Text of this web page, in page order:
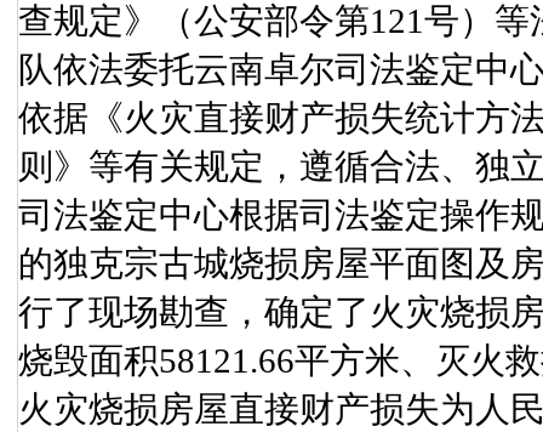
查规定》（公安部令第121号）等
队依法委托云南卓尔司法鉴定中
依据《火灾直接财产损失统计方
则》等有关规定，遵循合法、独
司法鉴定中心根据司法鉴定操作
的独克宗古城烧损房屋平面图及
行了现场勘查，确定了火灾烧损
烧毁面积58121.66平方米、灭火
火灾烧损房屋直接财产损失为人